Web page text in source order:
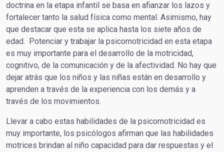
doctrina en la etapa infantil se basa en afianzar los lazos y
fortalecer tanto la salud física como mental. Asimismo, hay
que destacar que esta se aplica hasta los siete años de
edad. Potenciar y trabajar la psicomotricidad en esta etapa
es muy importante para el desarrollo de la motricidad,
cognitivo, de la comunicación y de la afectividad. No hay que
dejar atrás que los niños y las niñas están en desarrollo y
aprenden a través de la experiencia con los demás y a
través de los movimientos.
Llevar a cabo estas habilidades de la psicomotricidad es
muy importante, los psicólogos afirman que las habilidades
motrices brindan al niño capacidad para dar respuestas y el